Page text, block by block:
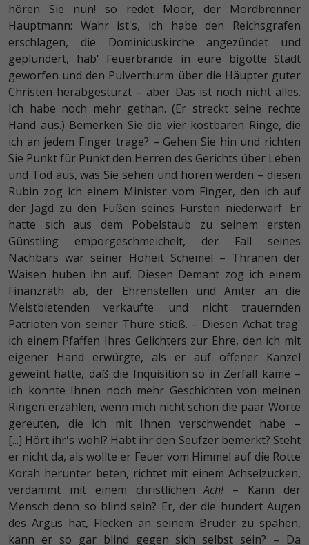
hören Sie nun! so redet Moor, der Mordbrenner
Hauptmann: Wahr ist's, ich habe den Reichsgrafen
erschlagen, die Dominicuskirche angezündet und
geplündert, hab' Feuerbrände in eure bigotte Stadt
geworfen und den Pulverthurm über die Häupter guter
Christen herabgestürzt – aber Das ist noch nicht alles.
Ich habe noch mehr gethan. (Er streckt seine rechte
Hand aus.) Bemerken Sie die vier kostbaren Ringe, die
ich an jedem Finger trage? – Gehen Sie hin und richten
Sie Punkt für Punkt den Herren des Gerichts über Leben
und Tod aus, was Sie sehen und hören werden – diesen
Rubin zog ich einem Minister vom Finger, den ich auf
der Jagd zu den Füßen seines Fürsten niederwarf. Er
hatte sich aus dem Pöbelstaub zu seinem ersten
Günstling emporgeschmeichelt, der Fall seines
Nachbars war seiner Hoheit Schemel – Thränen der
Waisen huben ihn auf. Diesen Demant zog ich einem
Finanzrath ab, der Ehrenstellen und Ämter an die
Meistbietenden verkaufte und nicht trauernden
Patrioten von seiner Thüre stieß. – Diesen Achat trag'
ich einem Pfaffen Ihres Gelichters zur Ehre, den ich mit
eigener Hand erwürgte, als er auf offener Kanzel
geweint hatte, daß die Inquisition so in Zerfall käme –
ich könnte Ihnen noch mehr Geschichten von meinen
Ringen erzählen, wenn mich nicht schon die paar Worte
gereuten, die ich mit Ihnen verschwendet habe –
[...] Hört ihr's wohl? Habt ihr den Seufzer bemerkt? Steht
er nicht da, als wollte er Feuer vom Himmel auf die Rotte
Korah herunter beten, richtet mit einem Achselzucken,
verdammt mit einem christlichenAch! – Kann der
Mensch denn so blind sein? Er, der die hundert Augen
des Argus hat, Flecken an seinem Bruder zu spähen,
kann er so gar blind gegen sich selbst sein? – Da